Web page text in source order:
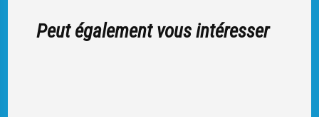
Peut également vous intéresser